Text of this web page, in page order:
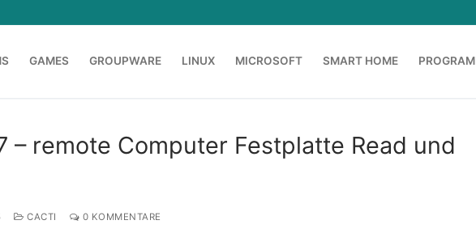
GAMES GROUPWARE LINUX MICROSOFT SMART HOME
– remote Computer Festplatte Read und
CACTI 0 KOMMENTARE